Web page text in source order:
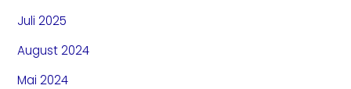
Juli 2025
August 2024
Mai 2024